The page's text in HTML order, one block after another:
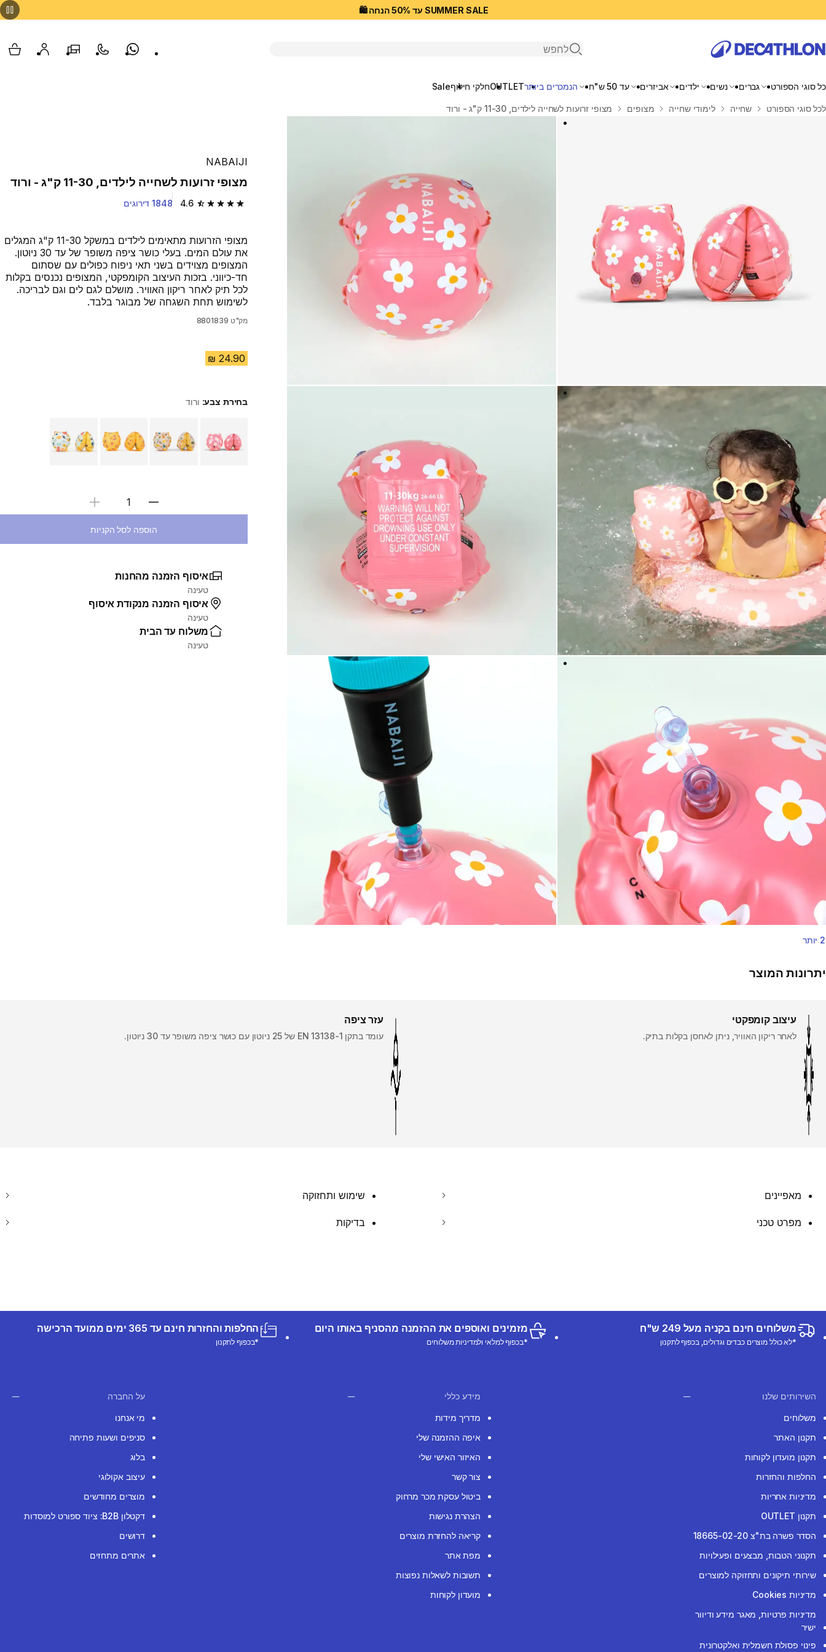
SUMMER SALE עד 50% הנחה 🛍️
פתיחת חיפוש
Whatsappצור קשרהסניפים שלנוהחשבון שלי
כל סוגי הספורט גברים נשים ילדים אביזרים עד 50 ש"ח הנמכרים ביותרOUTLETחלקי חילוףSale
בית
לכל סוגי הספורט שחייה לימודי שחייה מצופים מצופי זרועות לשחייה לילדים, 11-30 ק"ג - ורוד
2 יותר
NABAIJI
מצופי זרועות לשחייה לילדים, 11-30 ק"ג - ורוד
4.6 4.6 out of 5 stars from 1848 reviews 1848 דירוגים
מצופי הזרועות מתאימים לילדים במשקל 11-30 ק"ג המגלים
את עולם המים. בעלי כושר ציפה משופר של עד 30 ניוטון.
המצופים מצוידים בשני תאי ניפוח כפולים עם שסתום
חד-כיווני. בזכות העיצוב הקומפקטי, המצופים נכנסים בקלות
לכל תיק לאחר ריקון האוויר. מושלם לגם לים וגם לבריכה.
לשימוש תחת השגחה של מבוגר בלבד.
מק"ט 8801839
בחירת צבע: ורוד
בחירת כמות
הוספה לסל הקניות
איסוף הזמנה מהחנות
טעינה
איסוף הזמנה מנקודת איסוף
טעינה
משלוח עד הבית
טעינה
יתרונות המוצר
עיצוב קומפקטי
לאחר ריקון האוויר, ניתן לאחסן בקלות בתיק.
עזר ציפה
עומד בתקן EN 13138-1 של 25 ניוטון עם כושר ציפה משופר עד 30 ניוטון.
מאפיינים שימוש ותחזוקה
מפרט טכני בדיקות
משלוחים חינם בקניה מעל 249 ש"ח
*לא כולל מוצרים כבדים וגדולים, בכפוף לתקנון
מזמינים ואוספים את ההזמנה מהסניף באותו היום
*בכפוף למלאי ולמדיניות משלוחים
החלפות והחזרות חינם עד 365 ימים ממועד הרכישה
*בכפוף לתקנון
השירותים שלנו
משלוחים
תקנון האתר
תקנון מועדון לקוחות
החלפות והחזרות
מדיניות אחריות
תקנון OUTLET
הסדר פשרה בת"צ 18665-02-20
תקנוני הטבות, מבצעים ופעילויות
שירותי תיקונים ותחזוקה למוצרים
מדיניות Cookies
מדיניות פרטיות, מאגר מידע ודיוור
ישיר
פינוי פסולת חשמלית ואלקטרונית
מידע כללי
מדריך מידות
איפה ההזמנה שלי
האיזור האישי שלי
צור קשר
ביטול עסקת מכר מרחוק
הצהרת נגישות
קריאה להחזרת מוצרים
מפת אתר
תשובות לשאלות נפוצות
מועדון לקוחות
על החברה
מי אנחנו
סניפים ושעות פתיחה
בלוג
עיצוב אקולוגי
מוצרים מחודשים
דקטלון B2B: ציוד ספורט למוסדות
דרושים
אתרים מתחזים